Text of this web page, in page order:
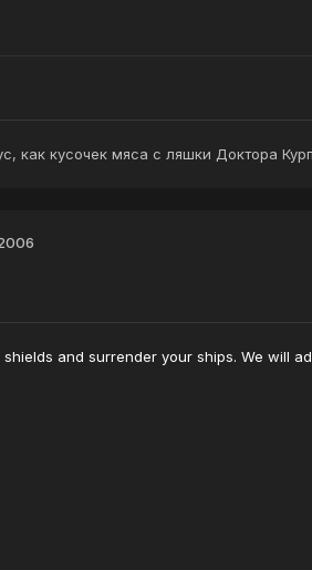
как кусочек мяса с ляшки Доктора
and surrender your ships. We will